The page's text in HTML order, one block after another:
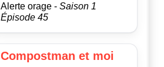
Alerte orage - Saison 1
Épisode 45
Compostman et moi